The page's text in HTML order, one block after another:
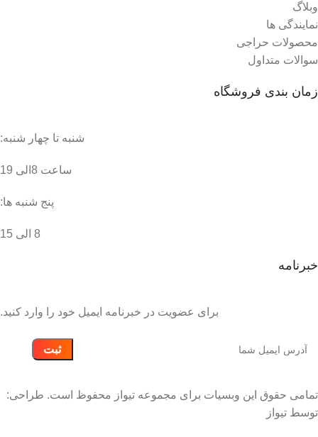
وبلاگ
نمایندگی ها
محصولات حراجی
سوالات متداول
زمان بندی فروشگاه
شنبه تا چهار شنبه:
ساعت 8الی 19
پنج شنبه ها:
8 الی 15
خبرنامه
برای عضویت در خبرنامه ایمیل خود را وارد کنید.
تمامی حقوق این وبسیات برای مجموعه تیواز محفوظ است. طراحی:
توسط تیواز